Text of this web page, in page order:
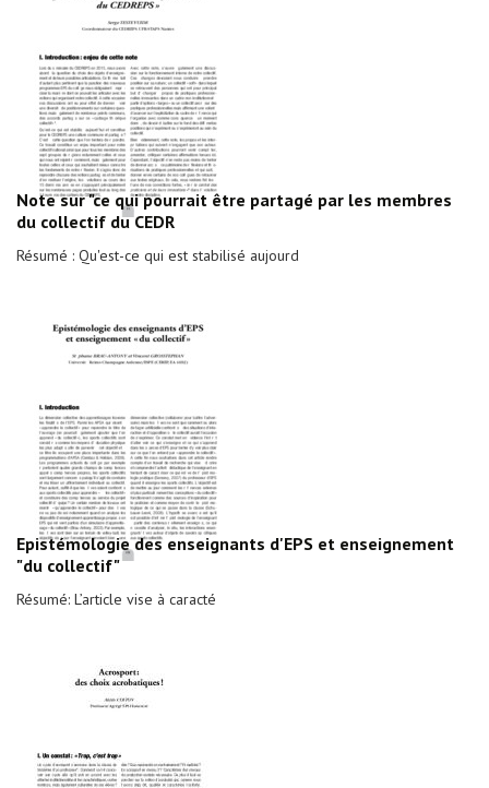
Note sur "ce qui pourrait être partagé par les membres
du collectif du CEDR
Résumé : Qu'est-ce qui est stabilisé aujourd
Epistémologie des enseignants d'EPS et enseignement
"du collectif"
Résumé: L’article vise à caracté